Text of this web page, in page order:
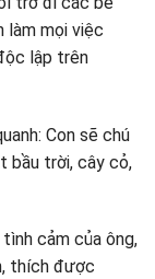
làm mọi việc
lập trên
Con sẽ chú
bầu trời, cây cỏ,
cảm của ông,
thích được